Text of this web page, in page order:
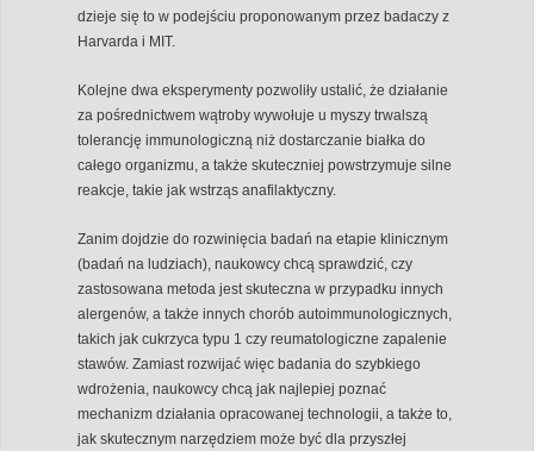
dzieje się to w podejściu proponowanym przez badaczy z
Harvarda i MIT.
Kolejne dwa eksperymenty pozwoliły ustalić, że działanie
za pośrednictwem wątroby wywołuje u myszy trwalszą
tolerancję immunologiczną niż dostarczanie białka do
całego organizmu, a także skuteczniej powstrzymuje silne
reakcje, takie jak wstrząs anafilaktyczny.
Zanim dojdzie do rozwinięcia badań na etapie klinicznym
(badań na ludziach), naukowcy chcą sprawdzić, czy
zastosowana metoda jest skuteczna w przypadku innych
alergenów, a także innych chorób autoimmunologicznych,
takich jak cukrzyca typu 1 czy reumatologiczne zapalenie
stawów. Zamiast rozwijać więc badania do szybkiego
wdrożenia, naukowcy chcą jak najlepiej poznać
mechanizm działania opracowanej technologii, a także to,
jak skutecznym narzędziem może być dla przyszłej